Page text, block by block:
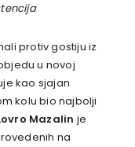
protiv gostiju iz
u novoj
kao sjajan
kolu bio najbolji
Mazalin je
na